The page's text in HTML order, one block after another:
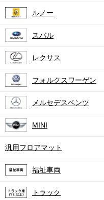
ルノー
スバル
レクサス
フォルクスワーゲン
メルセデスベンツ
MINI
汎用フロアマット
福祉車両
トラック